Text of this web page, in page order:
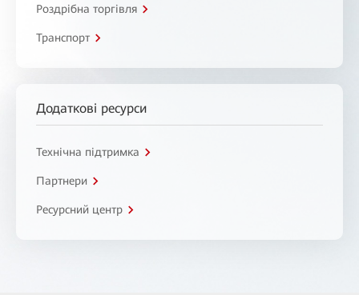
Роздрібна торгівля
Транспорт
Додаткові ресурси
Технічна підтримка
Партнери
Ресурсний центр